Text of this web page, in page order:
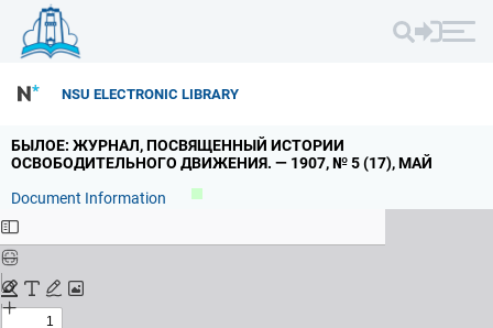
NSU ELECTRONIC LIBRARY
БЫЛОЕ: ЖУРНАЛ,ПОСВЯЩЕННЫЙ ИСТОРИИ
ОСВОБОДИТЕЛЬНОГО ДВИЖЕНИЯ. — 1907,№ 5 (17),МАЙ
Document Information